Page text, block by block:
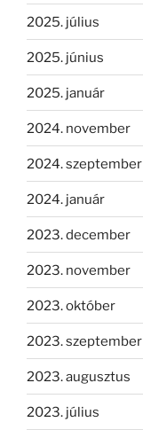
2025. július
2025. június
2025. január
2024. november
2024. szeptember
2024. január
2023. december
2023. november
2023. október
2023. szeptember
2023. augusztus
2023. július